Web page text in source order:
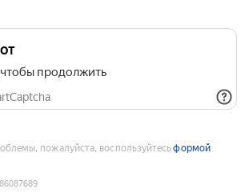
продолжить
пожалуйста, воспользуйтесьформой